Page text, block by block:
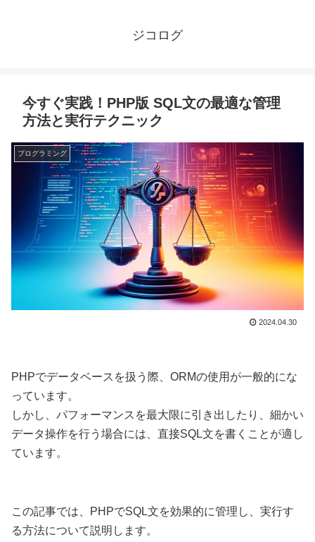
ジコログ
今すぐ実践！PHP版 SQL文の最適な管理
方法と実行テクニック
プログラミング
2024.04.30
PHPでデータベースを扱う際、ORMの使用が一般的にな
っています。
しかし、パフォーマンスを最大限に引き出したり、細かい
データ操作を行う場合には、直接SQL文を書くことが適し
ています。
この記事では、PHPでSQL文を効果的に管理し、実行す
る方法について説明します。